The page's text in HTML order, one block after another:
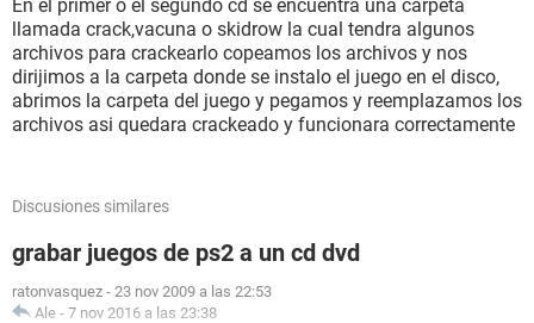
En el primer o el segundo cd se encuentra una carpeta
llamada crack,vacuna o skidrow la cual tendra algunos
archivos para crackearlo copeamos los archivos y nos
dirijimos a la carpeta donde se instalo el juego en el disco,
abrimos la carpeta del juego y pegamos y reemplazamos los
archivos asi quedara crackeado y funcionara correctamente
Discusiones similares
grabar juegos de ps2 a un cd dvd
ratonvasquez - 23 nov 2009 a las 22:53
Ale - 7 nov 2016 a las 23:38